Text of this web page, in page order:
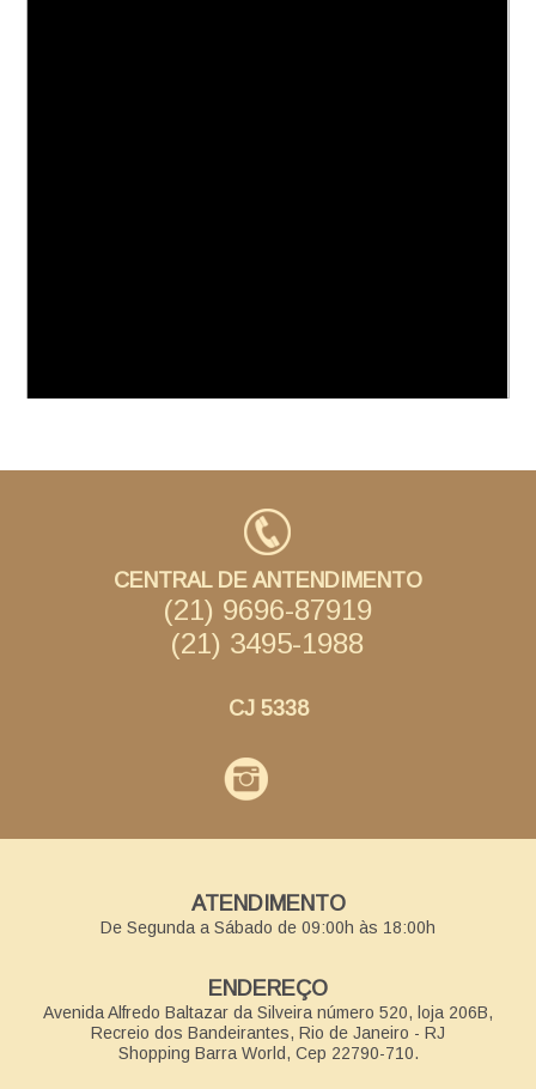
CENTRAL DE ANTENDIMENTO
(21) 9696-87919
(21) 3495-1988
CJ 5338
ATENDIMENTO
De Segunda a Sábado de 09:00h às 18:00h
ENDEREÇO
Avenida Alfredo Baltazar da Silveira número 520, loja 206B,
Recreio dos Bandeirantes, Rio de Janeiro - RJ
Shopping Barra World, Cep 22790-710.